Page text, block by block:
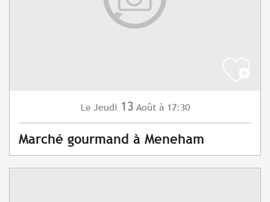
Le Jeudi 13 Août à 17:30
Marché gourmand à Meneham